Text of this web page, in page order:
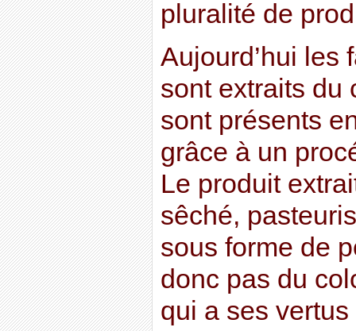
pluralité de
Aujourd’hui les
sont extraits du
sont présents
grâce à un
Le produit
sêché,
sous forme de
donc pas du
qui a ses